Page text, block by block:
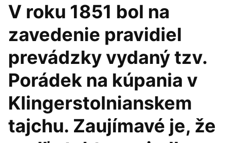
V roku 1851 bol na
zavedenie pravidiel
prevádzky vydaný tzv.
Porádek na kúpania v
Klingerstolnianskem
tajchu. Zaujímavé je, že